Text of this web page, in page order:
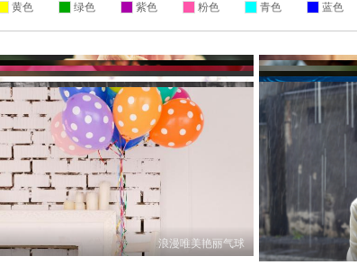
黄色 绿色 紫色 粉色 青色 蓝色
超清静物壁纸大丽花
0
0
超清静物壁纸圣约翰草
0
0
超清静物壁纸玫瑰花瓣上的水珠
0
0
超清静物壁纸草地上的维尼熊
0
0
超清静物壁纸夏天紫色的花
超清灰色壁纸蹲着的外国美女
0
0
浪漫唯美艳丽气球